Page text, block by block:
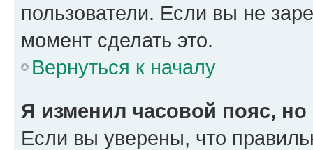
пользователи. Если вы не
момент сделать это.
Вернуться к началу
Я изменил часовой пояс,
Если вы уверены, что